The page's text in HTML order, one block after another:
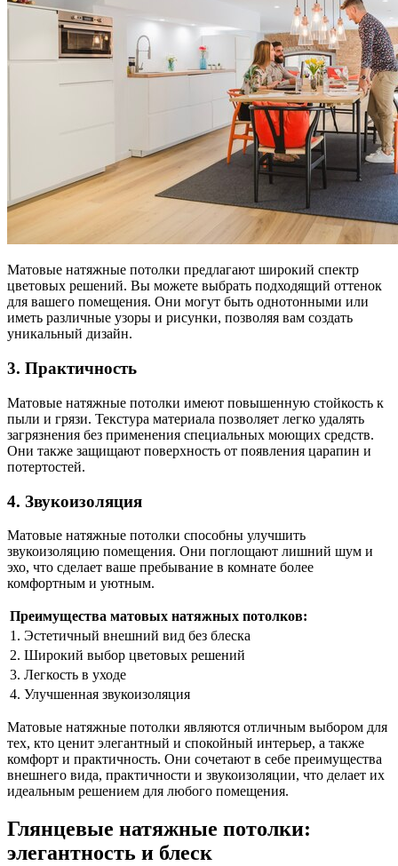
Матовые натяжные потолки предлагают широкий спектр
цветовых решений. Вы можете выбрать подходящий оттенок
для вашего помещения. Они могут быть однотонными или
иметь различные узоры и рисунки, позволяя вам создать
уникальный дизайн.
3. Практичность
Матовые натяжные потолки имеют повышенную стойкость к
пыли и грязи. Текстура материала позволяет легко удалять
загрязнения без применения специальных моющих средств.
Они также защищают поверхность от появления царапин и
потертостей.
4. Звукоизоляция
Матовые натяжные потолки способны улучшить
звукоизоляцию помещения. Они поглощают лишний шум и
эхо, что сделает ваше пребывание в комнате более
комфортным и уютным.
Преимущества матовых натяжных потолков:
1. Эстетичный внешний вид без блеска
2. Широкий выбор цветовых решений
3. Легкость в уходе
4. Улучшенная звукоизоляция
Матовые натяжные потолки являются отличным выбором для
тех, кто ценит элегантный и спокойный интерьер, а также
комфорт и практичность. Они сочетают в себе преимущества
внешнего вида, практичности и звукоизоляции, что делает их
идеальным решением для любого помещения.
Глянцевые натяжные потолки:
элегантность и блеск